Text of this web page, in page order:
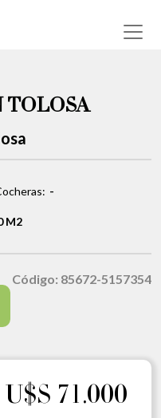
TOLOSA
-
M2
Código: 85672-5157354
U$S 71.000